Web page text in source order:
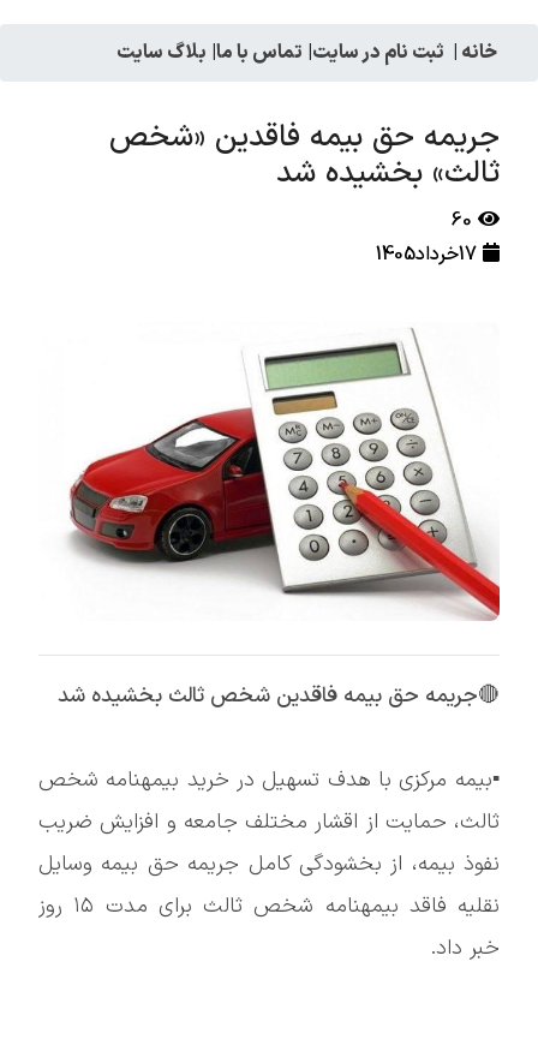
خانه | ثبت نام در سایت| تماس با ما| بلاگ سایت
جریمه حق بیمه فاقدین «شخص
ثالث» بخشیده شد
60
17خرداد1405
🔴جریمه حق بیمه فاقدین شخص ثالث بخشیده شد
▪️بیمه مرکزی با هدف تسهیل در خرید بیمهنامه شخص
ثالث، حمایت از اقشار مختلف جامعه و افزایش ضریب
نفوذ بیمه، از بخشودگی کامل جریمه حق بیمه وسایل
نقلیه فاقد بیمهنامه شخص ثالث برای مدت ۱۵ روز
خبر داد.